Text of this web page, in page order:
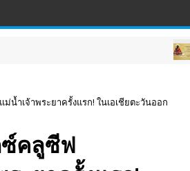
ภาพข่าวประช
น้ำเจ้าพระยาครั้งแรก! ในเอเชียตะวันออก
ซ์คลูซีฟ